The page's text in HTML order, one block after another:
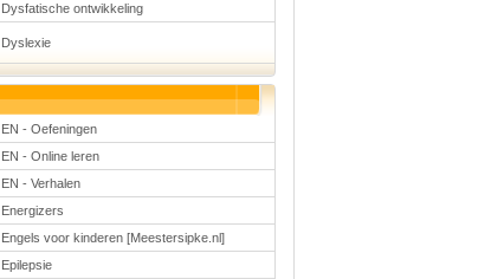
Dysfatische ontwikkeling
Dyslexie
EN - Oefeningen
EN - Online leren
EN - Verhalen
Energizers
Engels voor kinderen [Meestersipke.nl]
Epilepsie